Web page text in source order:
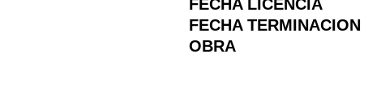
FECHA LICENCIA
FECHA TERMINACION
OBRA